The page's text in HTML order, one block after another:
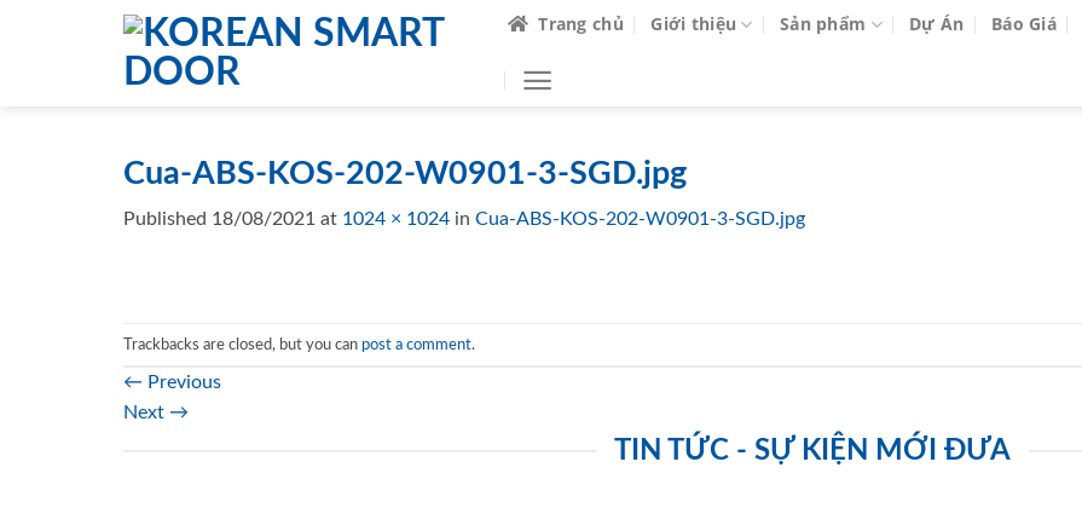
Trang chủ Giới thiệu Sản phẩm Dự Án Báo Giá
Cua-ABS-KOS-202-W0901-3-SGD.jpg
Published 18/08/2021 at 1024 × 1024 in Cua-ABS-KOS-202-W0901-3-SGD.jpg
Trackbacks are closed, but you can post a comment.
← Previous
Next →
TIN TỨC - SỰ KIỆN MỚI ĐƯA